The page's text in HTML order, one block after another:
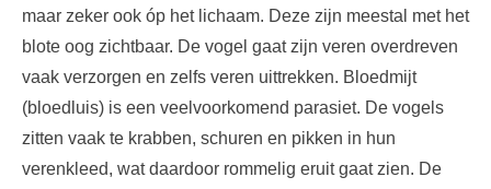
maar zeker ook óp het lichaam. Deze zijn meestal met het
blote oog zichtbaar. De vogel gaat zijn veren overdreven
vaak verzorgen en zelfs veren uittrekken. Bloedmijt
(bloedluis) is een veelvoorkomend parasiet. De vogels
zitten vaak te krabben, schuren en pikken in hun
verenkleed, wat daardoor rommelig eruit gaat zien. De